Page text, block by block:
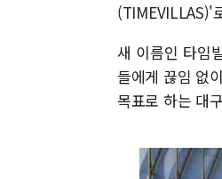
(TIMEVILLAS)'
새 이름인 타임
들에게 끊임 없
목표로 하는 대